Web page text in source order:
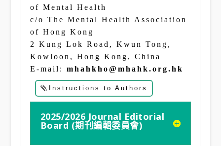
of Mental Health
c/o The Mental Health Association
of Hong Kong
2 Kung Lok Road, Kwun Tong,
Kowloon, Hong Kong, China
E-mail: mhahkho@mhahk.org.hk
Instructions to Authors
2025/2026 Journal Editorial
Board (期刊編輯委員會)